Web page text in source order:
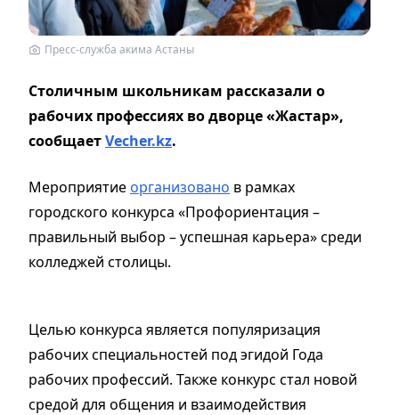
Пресс-служба акима Астаны
Столичным школьникам рассказали о
рабочих профессиях во дворце «Жастар»,
сообщаетVecher.kz.
Мероприятие организовано в рамках
городского конкурса «Профориентация –
правильный выбор – успешная карьера» среди
колледжей столицы.
Целью конкурса является популяризация
рабочих специальностей под эгидой Года
рабочих профессий. Также конкурс стал новой
средой для общения и взаимодействия